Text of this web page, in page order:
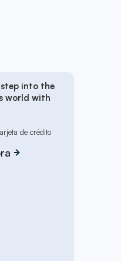
into the
world with
de crédito